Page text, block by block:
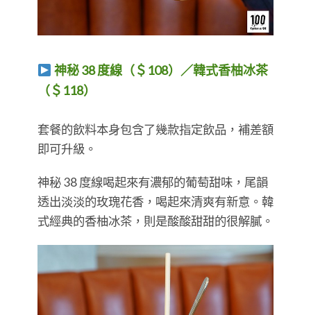
神秘 38 度線（＄108）／韓式香柚冰茶
（＄118）
​​​​​​​套餐的飲料本身包含了幾款指定飲品，補差額
即可升級。
神秘 38 度線喝起來有濃郁的葡萄甜味，尾韻
透出淡淡的玫瑰花香，喝起來清爽有新意。韓
式經典的香柚冰茶，則是酸酸甜甜的很解膩。